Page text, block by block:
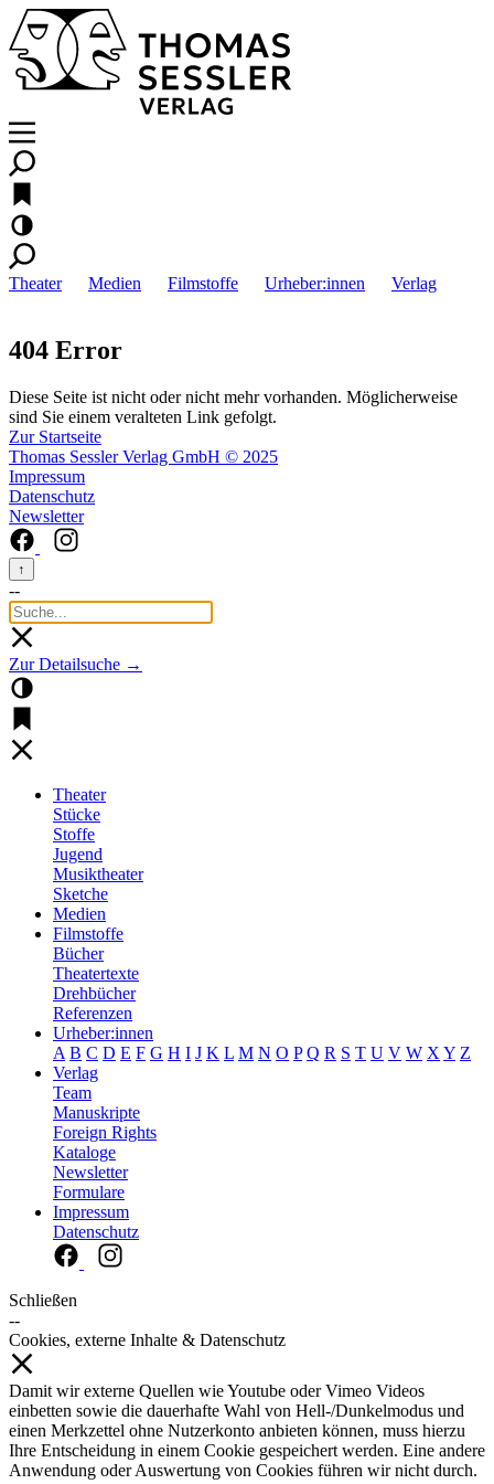
Theater Medien Filmstoffe Urheber:innen Verlag
404 Error
Diese Seite ist nicht oder nicht mehr vorhanden. Möglicherweise
sind Sie einem veralteten Link gefolgt.
Zur Startseite
Thomas Sessler Verlag GmbH © 2025
Impressum
Datenschutz
Newsletter
↑
--
Zur Detailsuche →
Theater
Stücke
Stoffe
Jugend
Musiktheater
Sketche
Medien
Filmstoffe
Bücher
Theatertexte
Drehbücher
Referenzen
Urheber:innen
A B C D E F G H I J K L M N O P Q R S T U V W X Y Z
Verlag
Team
Manuskripte
Foreign Rights
Kataloge
Newsletter
Formulare
Impressum
Datenschutz
Schließen
--
Cookies, externe Inhalte & Datenschutz
Damit wir externe Quellen wie Youtube oder Vimeo Videos
einbetten sowie die dauerhafte Wahl von Hell-/Dunkelmodus und
einen Merkzettel ohne Nutzerkonto anbieten können, muss hierzu
Ihre Entscheidung in einem Cookie gespeichert werden. Eine andere
Anwendung oder Auswertung von Cookies führen wir nicht durch.